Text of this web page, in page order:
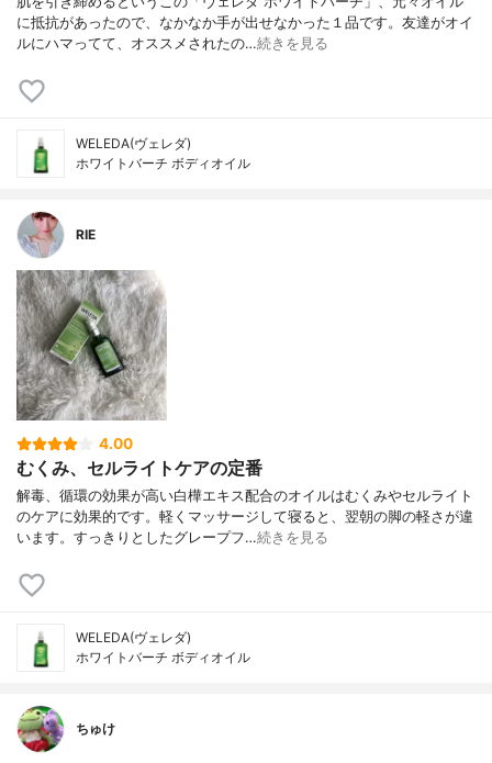
に抵抗があったので、なかなか手が出せなかった１品です。友達がオイ
ルにハマってて、オススメされたの…続きを見る
WELEDA(ヴェレダ)
ホワイトバーチ ボディオイル
RIE
4.00
むくみ、セルライトケアの定番
解毒、循環の効果が高い白樺エキス配合のオイルはむくみやセルライト
のケアに効果的です。軽くマッサージして寝ると、翌朝の脚の軽さが違
います。すっきりとしたグレープフ…続きを見る
WELEDA(ヴェレダ)
ホワイトバーチ ボディオイル
ちゅけ